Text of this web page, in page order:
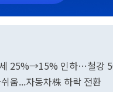
25%→15% 인하…철강
움...자동차株 하락 전환